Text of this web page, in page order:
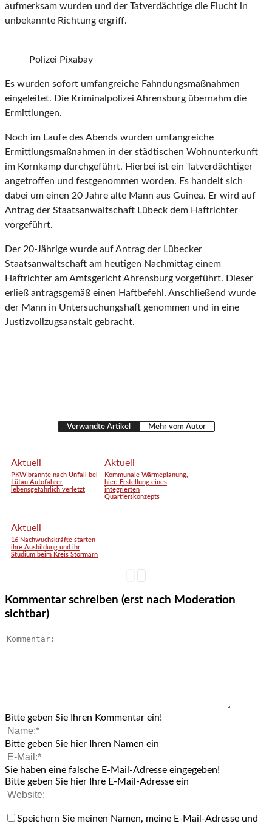
aufmerksam wurden und der Tatverdächtige die Flucht in
unbekannte Richtung ergriff.
Polizei Pixabay
Es wurden sofort umfangreiche Fahndungsmaßnahmen
eingeleitet. Die Kriminalpolizei Ahrensburg übernahm die
Ermittlungen.
Noch im Laufe des Abends wurden umfangreiche
Ermittlungsmaßnahmen in der städtischen Wohnunterkunft
im Kornkamp durchgeführt. Hierbei ist ein Tatverdächtiger
angetroffen und festgenommen worden. Es handelt sich
dabei um einen 20 Jahre alte Mann aus Guinea. Er wird auf
Antrag der Staatsanwaltschaft Lübeck dem Haftrichter
vorgeführt.
Der 20-Jährige wurde auf Antrag der Lübecker
Staatsanwaltschaft am heutigen Nachmittag einem
Haftrichter am Amtsgericht Ahrensburg vorgeführt. Dieser
erließ antragsgemäß einen Haftbefehl. Anschließend wurde
der Mann in Untersuchungshaft genommen und in eine
Justizvollzugsanstalt gebracht.
Verwandte Artikel Mehr vom Autor
Aktuell
PKW brannte nach Unfall bei
Lütau Autofahrer
lebensgefährlich verletzt
Aktuell
Kommunale Wärmeplanung,
hier: Erstellung eines
integrierten
Quartierskonzepts
Aktuell
16 Nachwuchskräfte starten
ihre Ausbildung und ihr
Studium beim Kreis Stormarn
Kommentar schreiben (erst nach Moderation
sichtbar)
Bitte geben Sie Ihren Kommentar ein!
Bitte geben Sie hier Ihren Namen ein
Sie haben eine falsche E-Mail-Adresse eingegeben!
Bitte geben Sie hier Ihre E-Mail-Adresse ein
Speichern Sie meinen Namen, meine E-Mail-Adresse und